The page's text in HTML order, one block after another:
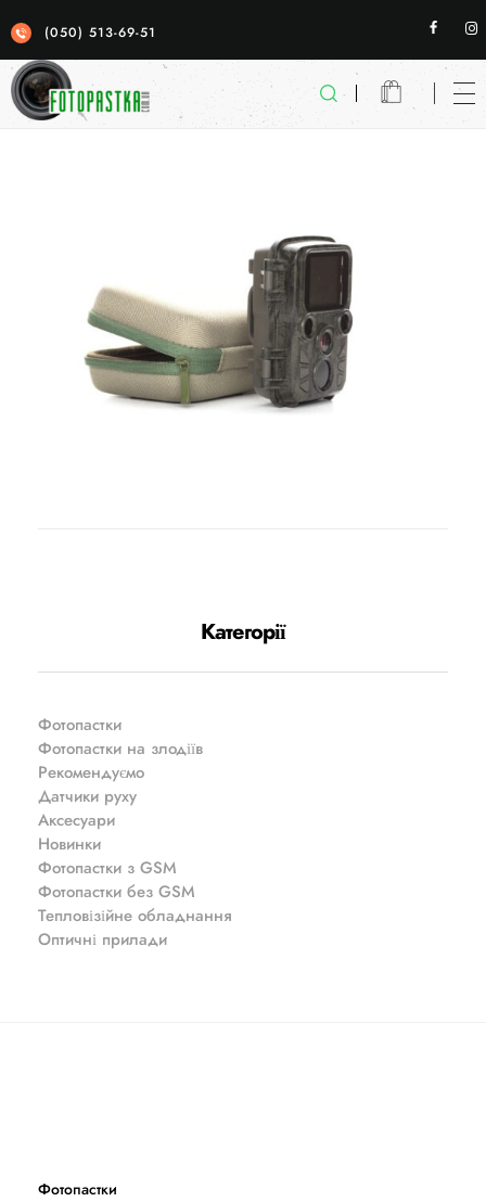
(050) 513-69-51
Категорії
Фотопастки
Фотопастки на злодіїв
Рекомендуємо
Датчики руху
Аксесуари
Новинки
Фотопастки з GSM
Фотопастки без GSM
Тепловізійне обладнання
Оптичні прилади
Фотопастки